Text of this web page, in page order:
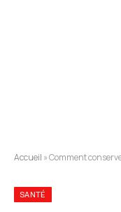
Accueil »Comment
SANTÉ